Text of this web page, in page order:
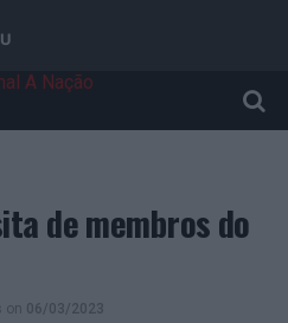
de membros do
on 06/03/2023